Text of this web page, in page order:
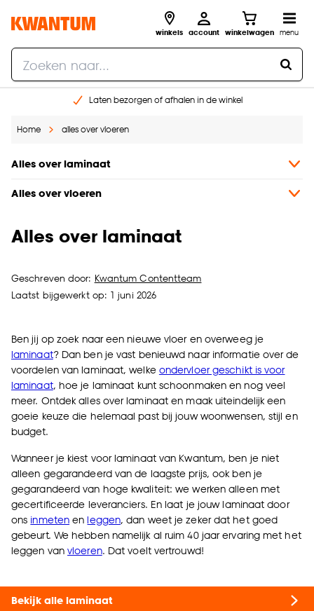
winkels account winkelwagen menu
Laten bezorgen of afhalen in de winkel
Gratis raam advies en inmeten aan huis
Home alles over vloeren
Alles over laminaat
Alles over vloeren
Alles over laminaat
Geschreven door: Kwantum Contentteam
Laatst bijgewerkt op: 1 juni 2026
Ben jij op zoek naar een nieuwe vloer en overweeg je
laminaat? Dan ben je vast benieuwd naar informatie over de
voordelen van laminaat, welke ondervloer geschikt is voor
laminaat, hoe je laminaat kunt schoonmaken en nog veel
meer. Ontdek alles over laminaat en maak uiteindelijk een
goeie keuze die helemaal past bij jouw woonwensen, stijl en
budget.
Wanneer je kiest voor laminaat van Kwantum, ben je niet
alleen gegarandeerd van de laagste prijs, ook ben je
gegarandeerd van hoge kwaliteit: we werken alleen met
gecertificeerde leveranciers. En laat je jouw laminaat door
ons inmeten enleggen, dan weet je zeker dat het goed
gebeurt. We hebben namelijk al ruim 40 jaar ervaring met het
leggen vanvloeren. Dat voelt vertrouwd!
Bekijk alle laminaat